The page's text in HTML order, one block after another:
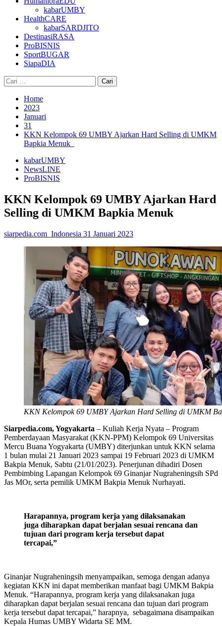
kabarUMBY
HealthCARE
kabarSARDJITO
DestinasiRASA
ProBISNIS
SportBUGAR
SiapaDIA
Cari
untuk:
Home
2023
Januari
31
KKN Kelompok 69 UMBY Ajarkan Hard Selling di UMKM
Bapkia Menuk
kabarUMBY
NewsLINE
ProBISNIS
KKN Kelompok 69 UMBY Ajarkan Hard
Selling di UMKM Bapkia Menuk
siarpedia.com_Indonesia 31 Januari 2023
KKN Kelompok 69 UMBY Ajarkan Hard Selling di UMKM
Siarpedia.com, Yogyakarta – Kuliah Kerja Nyata – Program
Pemberdayaan Masyarakat (KKN-PPM) Kelompok 69 Universitas
Mercu Buana Yogyakarta (UMBY) diterjunkan untuk KKN selama
1 bulan mulai 21 Januari 2023 sampai 19 Februari 2023 di UMKM
Bakpia Menuk, Sabtu (21/01/2023). Penerjunan dihadiri Dosen
Pembimbing Lapangan Kelompok 69 Ginanjar Nugraheningsih SPd
Jas MOr, serta pemilik UMKM Bakpia Menuk Nurhayati.
Harapannya, program kerja yang dilaksanakan
juga diharapkan dapat berjalan sesuai rencana dan
tujuan dari program kerja tersebut dapat
tercapai,”
Ginanjar Nugraheningsih menyampaikan, semoga dengan adanya
kegiatan KKN ini dapat memberikan manfaat bagi UMKM Bakpia
Menuk. “Harapannya, program kerja yang dilaksanakan juga
diharapkan dapat berjalan sesuai rencana dan tujuan dari program
kerja tersebut dapat tercapai,” harapnya, sebagaimana disampaikan
Kepala Humas UMBY Widarta SE MM.